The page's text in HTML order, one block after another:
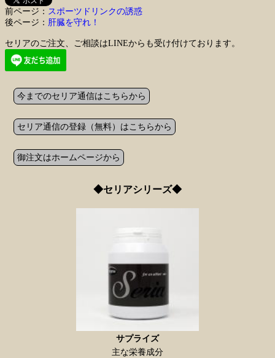
前ページ： スポーツドリンクの誘惑
後ページ： 肝臓を守れ！
セリアのご注文、ご相談はLINEからも受け付けております。
今までのセリア通信はこちらから
セリア通信の登録（無料）はこちらから
御注文はホームページから
◆セリアシリーズ◆
サプライズ
主な栄養成分